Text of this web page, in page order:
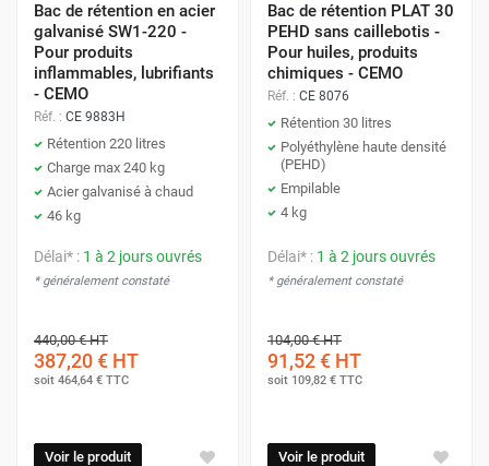
Bac de rétention en acier
galvanisé SW1-220 -
Pour produits
inflammables, lubrifiants
- CEMO
Réf. : CE 9883H
Rétention 220 litres
Charge max 240 kg
Acier galvanisé à chaud
46 kg
Délai* : 1 à 2 jours ouvrés
* généralement constaté
440,00 €HT
387,20 € HT
soit 464,64 € TTC
Voir le produit
Bac de rétention PLAT 30
PEHD sans caillebotis -
Pour huiles, produits
chimiques - CEMO
Réf. : CE 8076
Rétention 30 litres
Polyéthylène haute densité
(PEHD)
Empilable
4 kg
Délai* : 1 à 2 jours ouvrés
* généralement constaté
104,00 €HT
91,52 € HT
soit 109,82 € TTC
Voir le produit